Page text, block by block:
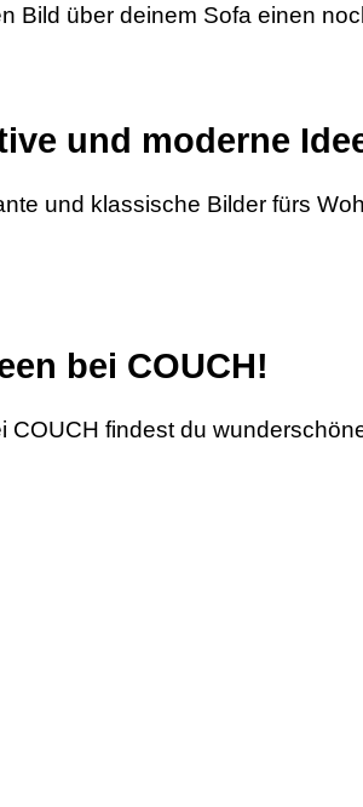
Bild über deinem Sofa einen
und moderne
und klassische Bilder fürs
bei COUCH!
findest du